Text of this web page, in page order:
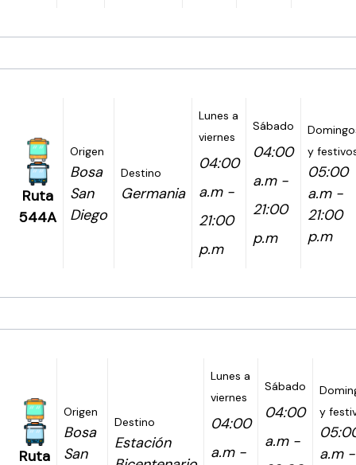
Ruta
544A
Origen
Bosa
San
Diego
Destino
Germania
Lunes a
viernes
04:00
a.m -
21:00
p.m
Sábado
04:00
a.m -
21:00
p.m
y
05:00
a.m -
21:00
p.m
Ruta
Origen
Bosa
San
Destino
Estación
Lunes a
viernes
04:00
a.m -
Sábado
04:00
a.m -
y
a.m -